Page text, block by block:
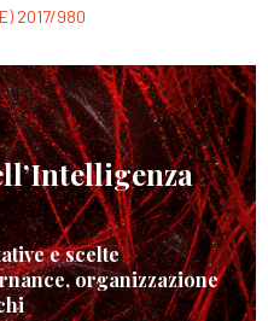
2017/980
e scelte
organizzazione